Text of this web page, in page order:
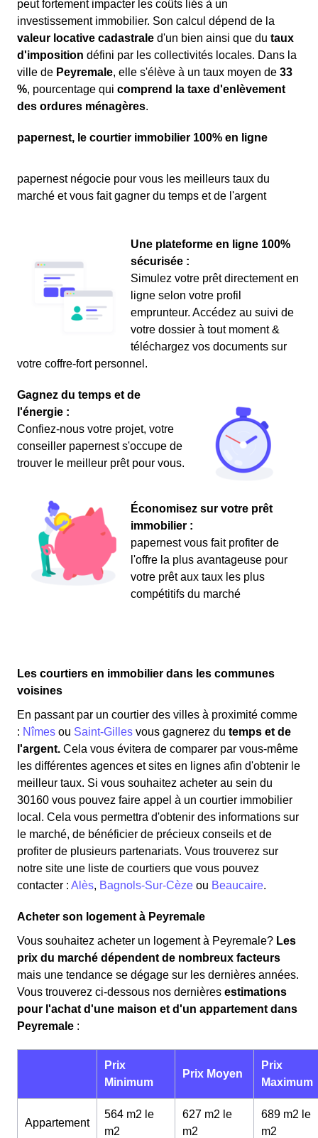
peut fortement impacter les coûts liés à un
investissement immobilier. Son calcul dépend de la
valeur locative cadastrale d'un bien ainsi que du taux
d'imposition défini par les collectivités locales. Dans la
ville de Peyremale, elle s'élève à un taux moyen de 33
%, pourcentage qui comprend la taxe d'enlèvement
des ordures ménagères.
papernest, le courtier immobilier 100% en ligne
papernest négocie pour vous les meilleurs taux du
marché et vous fait gagner du temps et de l'argent
Une plateforme en ligne 100%
sécurisée :
Simulez votre prêt directement en
ligne selon votre profil
emprunteur. Accédez au suivi de
votre dossier à tout moment &
téléchargez vos documents sur
votre coffre-fort personnel.
Gagnez du temps et de
l'énergie :
Confiez-nous votre projet, votre
conseiller papernest s'occupe de
trouver le meilleur prêt pour vous.
Économisez sur votre prêt
immobilier :
papernest vous fait profiter de
l'offre la plus avantageuse pour
votre prêt aux taux les plus
compétitifs du marché
Les courtiers en immobilier dans les communes
voisines
En passant par un courtier des villes à proximité comme
: Nîmes ou Saint-Gilles vous gagnerez du temps et de
l'argent. Cela vous évitera de comparer par vous-même
les différentes agences et sites en lignes afin d'obtenir le
meilleur taux. Si vous souhaitez acheter au sein du
30160 vous pouvez faire appel à un courtier immobilier
local. Cela vous permettra d'obtenir des informations sur
le marché, de bénéficier de précieux conseils et de
profiter de plusieurs partenariats. Vous trouverez sur
notre site une liste de courtiers que vous pouvez
contacter : Alès, Bagnols-Sur-Cèze ou Beaucaire.
Acheter son logement à Peyremale
Vous souhaitez acheter un logement à Peyremale? Les
prix du marché dépendent de nombreux facteurs
mais une tendance se dégage sur les dernières années.
Vous trouverez ci-dessous nos dernières estimations
pour l'achat d'une maison et d'un appartement dans
Peyremale :
Prix
Minimum
Prix Moyen
Prix
Maximum
Appartement
564 m2 le
m2
627 m2 le
m2
689 m2 le
m2